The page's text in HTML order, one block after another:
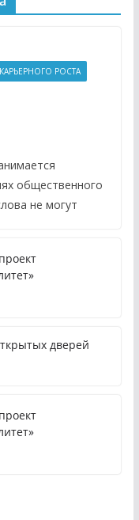
РОСТА
общественного
не могут
дверей